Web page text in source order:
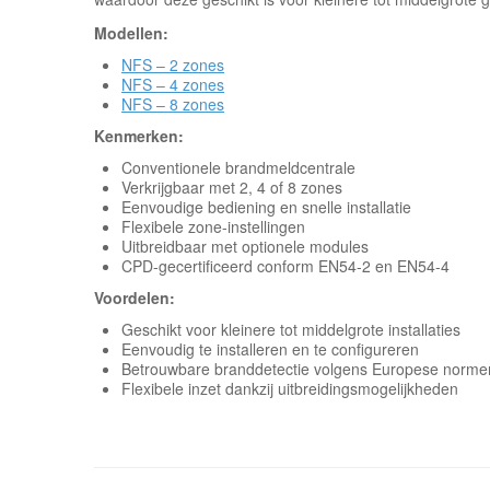
Modellen:
NFS – 2 zones
NFS – 4 zones
NFS – 8 zones
Kenmerken:
Conventionele brandmeldcentrale
Verkrijgbaar met 2, 4 of 8 zones
Eenvoudige bediening en snelle installatie
Flexibele zone-instellingen
Uitbreidbaar met optionele modules
CPD-gecertificeerd conform EN54-2 en EN54-4
Voordelen:
Geschikt voor kleinere tot middelgrote installaties
Eenvoudig te installeren en te configureren
Betrouwbare branddetectie volgens Europese
Flexibele inzet dankzij uitbreidingsmogelijkheden